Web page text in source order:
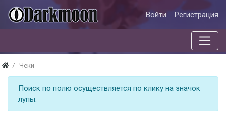
Войти Регистрация
Чеки
Поиск по полю осуществляется по клику на значок
лупы.